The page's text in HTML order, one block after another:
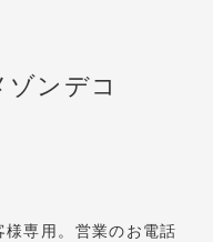
ンデコ
専用。営業のお電話